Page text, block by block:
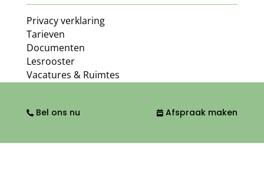
Privacy verklaring
Tarieven
Documenten
Lesrooster
Vacatures & Ruimtes
Klachtenregeling
Kwaliteit
Bel ons nu Afspraak maken